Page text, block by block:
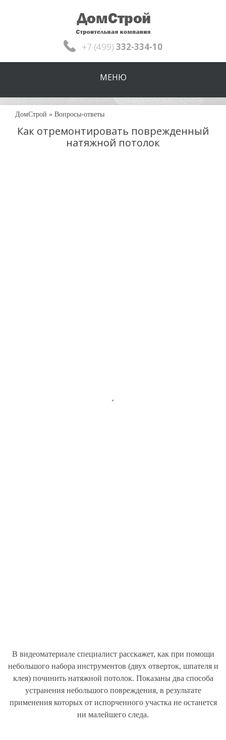
+7 (499) 332-334-10
МЕНЮ
ДомСтрой » Вопросы-ответы
Как отремонтировать поврежденный
натяжной потолок
В видеоматериале специалист расскажет, как при помощи
небольшого набора инструментов (двух отверток, шпателя и
клея) починить натяжной потолок. Показаны два способа
устранения небольшого повреждения, в результате
применения которых от испорченного участка не останется
ни малейшего следа.